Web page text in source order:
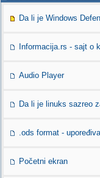
Da li je Windows
Informacija.rs - sajt o
Audio Player
Da li je linuks sazreo
.ods format -
Početni ekran